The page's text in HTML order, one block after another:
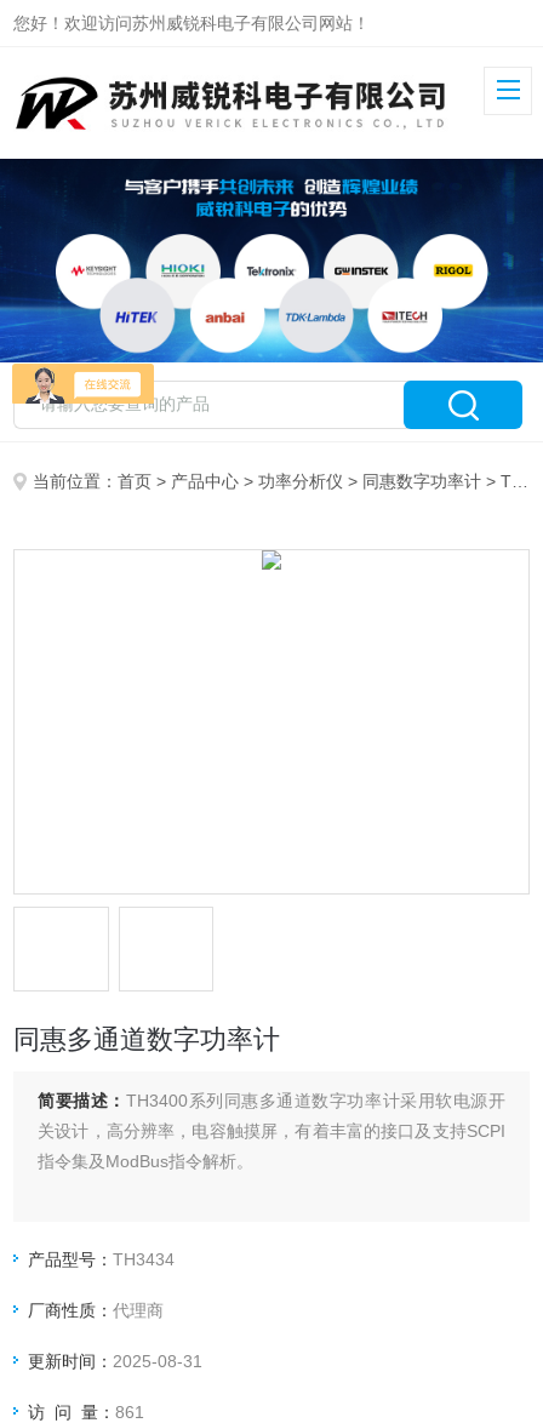
您好！欢迎访问苏州威锐科电子有限公司网站！
当前位置：首页 > 产品中心 >功率分析仪 > 同惠数字功率计 > TH3434同惠多通道数字功率计
同惠多通道数字功率计
简要描述： TH3400系列同惠多通道数字功率计采用软电源开
关设计，高分辨率，电容触摸屏，有着丰富的接口及支持SCPI
指令集及ModBus指令解析。
产品型号：TH3434
厂商性质：代理商
更新时间： 2025-08-31
访 问 量：861